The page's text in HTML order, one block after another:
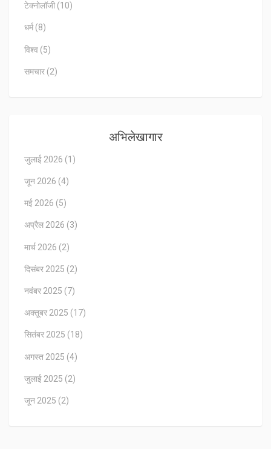
टेक्नोलॉजी (10)
धर्म (8)
विश्व (5)
समचार (2)
अभिलेखागार
जुलाई 2026 (1)
जून 2026 (4)
मई 2026 (5)
अप्रैल 2026 (3)
मार्च 2026 (2)
दिसंबर 2025 (2)
नवंबर 2025 (7)
अक्तूबर 2025 (17)
सितंबर 2025 (18)
अगस्त 2025 (4)
जुलाई 2025 (2)
जून 2025 (2)